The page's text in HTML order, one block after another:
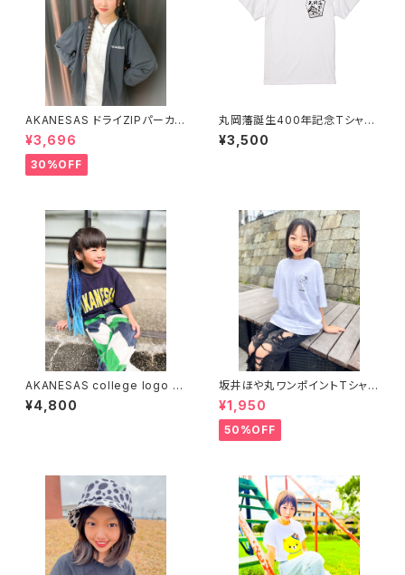
AKANESAS ドライZIPパーカ
ー BLACK×WHITE
¥3,696
30%OFF
丸岡藩誕生400年記念Tシャツ
WHITE S〜XL
¥3,500
AKANESAS college logo T
-shirt NAVY
¥4,800
坂井ほや丸ワンポイントTシャツ
白 S〜XL
¥1,950
50%OFF